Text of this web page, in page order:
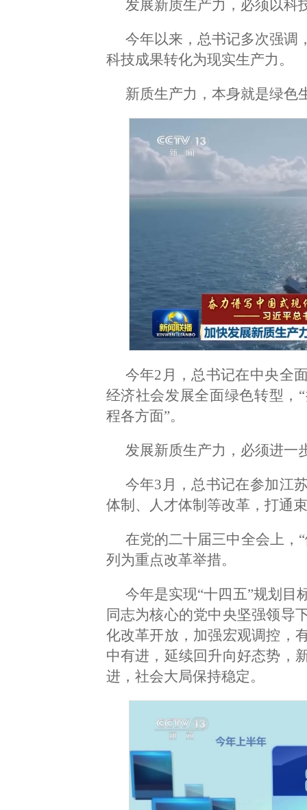
发展新质生产力，必须以科
今年以来，总书记多次强调
科技成果转化为现实生产力。
新质生产力，本身就是绿色
今年2月，总书记在中央全
经济社会发展全面绿色转型，
程各方面”。
发展新质生产力，必须进一
今年3月，总书记在参加江
体制、人才体制等改革，打通
在党的二十届三中全会上，
列为重点改革举措。
今年是实现“十四五”规划目
同志为核心的党中央坚强领导
化改革开放，加强宏观调控，
中有进，延续回升向好态势，
进，社会大局保持稳定。